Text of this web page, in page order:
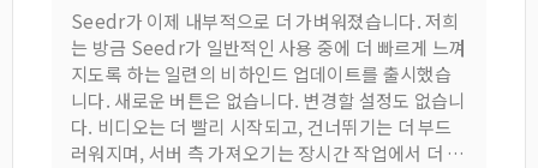
Seedr가 이제 내부적으로 더 가벼워졌습니다. 저희
는 방금 Seedr가 일반적인 사용 중에 더 빠르게 느껴
지도록 하는 일련의 비하인드 업데이트를 출시했습
니다. 새로운 버튼은 없습니다. 변경할 설정도 없습니
다. 비디오는 더 빨리 시작되고, 건너뛰기는 더 부드
러워지며, 서버 측 가져오기는 장시간 작업에서 더 예